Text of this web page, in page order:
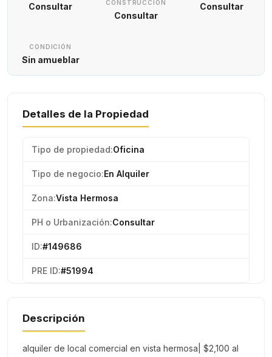
Consultar
CONSTRUCCIÓN
Consultar
Consultar
CONDICIÓN
Sin amueblar
Detalles de la Propiedad
Tipo de propiedad:Oficina
Tipo de negocio:En Alquiler
Zona:Vista Hermosa
PH o Urbanización:Consultar
ID:#149686
PRE ID:#51994
Descripción
alquiler de local comercial en vista hermosa| $2,100 al